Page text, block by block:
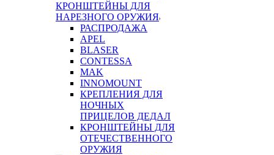
КРОНШТЕЙНЫ ДЛЯ
НАРЕЗНОГО ОРУЖИЯ
РАСПРОДАЖА
APEL
BLASER
CONTESSA
MAK
INNOMOUNT
КРЕПЛЕНИЯ ДЛЯ
НОЧНЫХ
ПРИЦЕЛОВ ДЕДАЛ
КРОНШТЕЙНЫ ДЛЯ
ОТЕЧЕСТВЕННОГО
ОРУЖИЯ